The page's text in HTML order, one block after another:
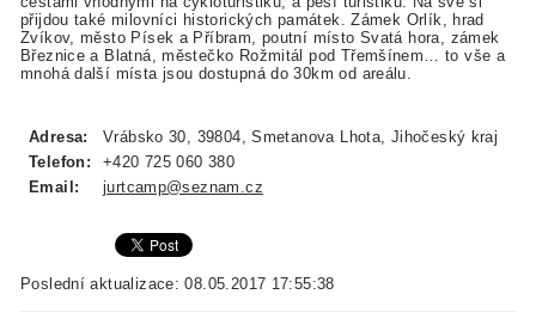
přijdou také milovníci historických památek. Zámek Orlík, hrad
Zvíkov, město Písek a Příbram, poutní místo Svatá hora, zámek
Březnice a Blatná, městečko Rožmitál pod Třemšínem… to vše a
mnohá další místa jsou dostupná do 30km od areálu.
Adresa:
Vrábsko 30, 39804, Smetanova Lhota, Jihočeský kraj
Telefon:
+420 725 060 380
Email:
jurtcamp@seznam.cz
Poslední aktualizace: 08.05.2017 17:55:38